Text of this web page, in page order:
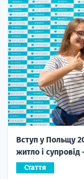
Вступ у Польщу
житло і
Стаття